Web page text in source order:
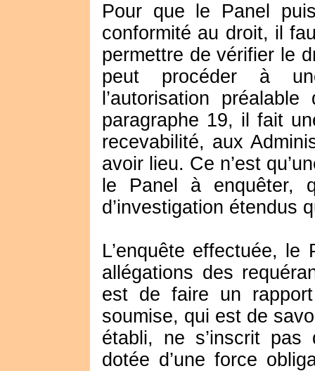
Pour que le Panel
conformité au droit, il
permettre de vérifier le
peut procéder à
l’autorisation
paragraphe 19, il fait
recevabilité, aux
avoir lieu. Ce n’est
le Panel à enquêter,
d’investigation étendus
L’enquête effectuée,
allégations des
est de faire un
soumise, qui est de
établi, ne s’inscrit pas
dotée d’une force